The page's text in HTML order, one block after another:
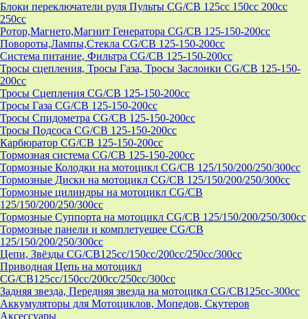
Блоки переключатели руля Пульты CG/CB 125cc 150cc 200cc
250cc
Ротор,Магнето,Магнит Генератора CG/CB 125-150-200cc
Повороты,Лампы,Стекла CG/CB 125-150-200cc
Система питание, Фильтра CG/CB 125-150-200cc
Тросы сцепления, Тросы Газа, Тросы Заслонки CG/CB 125-150-
200cc
Тросы Сцепления CG/CB 125-150-200cc
Тросы Газа CG/CB 125-150-200cc
Тросы Спидометра CG/CB 125-150-200cc
Тросы Подсоса CG/CB 125-150-200cc
Карбюратор CG/CB 125-150-200cc
Тормозная система CG/CB 125-150-200cc
Тормозные Колодки на мотоцикл CG/CB 125/150/200/250/300cc
Тормозные Диски на мотоцикл CG/CB 125/150/200/250/300cc
Тормозные цилиндры на мотоцикл CG/CB
125/150/200/250/300cc
Тормозные Суппорта на мотоцикл CG/CB 125/150/200/250/300cc
Тормозные панели и комплетуещее CG/CB
125/150/200/250/300cc
Цепи, Звёзды CG/CB125cc/150cc/200cc/250cc/300cc
Приводная Цепь на мотоцикл
CG/CB125cc/150cc/200cc/250cc/300cc
Задняя звезда, Передняя звезда на мотоцикл CG/CB125cc-300сс
Аккумуляторы для Мотоциклов, Мопедов, Скутеров
Аксессуары